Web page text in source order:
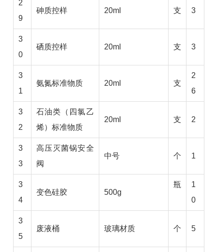
2
9
砷质控样 20ml 支 3
3
0
硒质控样 20ml 支 3
3
1
氨氮标准物质 20ml 支
2
6
3
2
石油类（四氯乙
烯）标准物质
20ml 支 2
3
3
高压灭菌锅安全
阀
中号 个 1
3
4
变色硅胶 500g
瓶
1
0
3
5
废液桶 玻璃材质 个 5